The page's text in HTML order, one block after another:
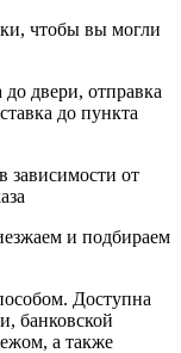
чтобы вы могли
до двери, отправка
до пункта
зависимости от
и подбираем
Доступна
банковской
а также